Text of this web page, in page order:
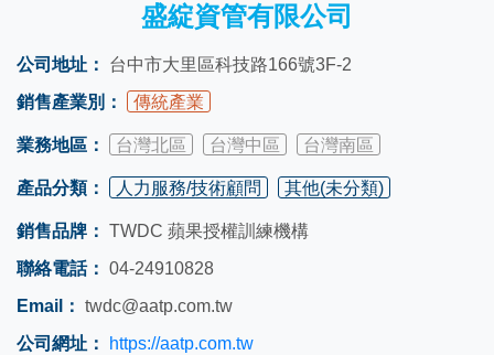
盛綻資管有限公司
公司地址：
台中市大里區科技路166號3F-2
銷售產業別：
傳統產業
業務地區： 台灣北區 台灣中區 台灣南區
產品分類： 人力服務/技術顧問 其他(未分類)
銷售品牌： TWDC 蘋果授權訓練機構
聯絡電話： 04-24910828
Email： twdc@aatp.com.tw
公司網址：
https://aatp.com.tw